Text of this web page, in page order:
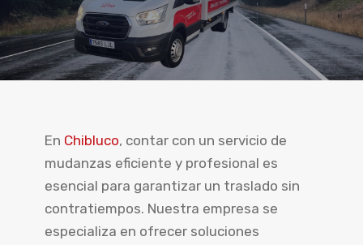
En Chibluco, contar con un servicio de
mudanzas eficiente y profesional es
esencial para garantizar un traslado sin
contratiempos. Nuestra empresa se
especializa en ofrecer soluciones